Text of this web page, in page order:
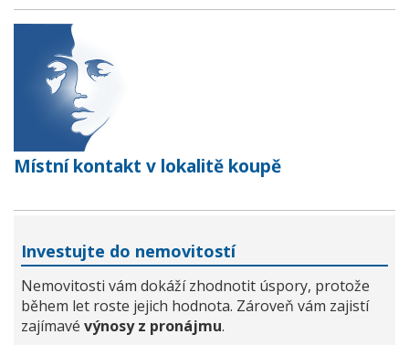
Místní kontakt v lokalitě koupě
Investujte do nemovitostí
Nemovitosti vám dokáží zhodnotit úspory, protože
během let roste jejich hodnota. Zároveň vám zajistí
zajímavé výnosy z pronájmu.